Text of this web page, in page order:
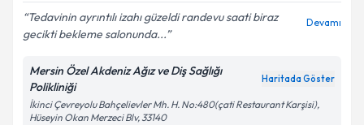
Tedavinin ayrıntılı izahı güzeldi randevu saati biraz
gecikti bekleme salonunda...
Devamı
Mersin Özel Akdeniz Ağız ve Diş Sağlığı
Polikliniği
Haritada Göster
İkinci Çevreyolu Bahçelievler Mh. H. No:480(çati Restaurant Karşisi),
Hüseyin Okan Merzeci Blv, 33140